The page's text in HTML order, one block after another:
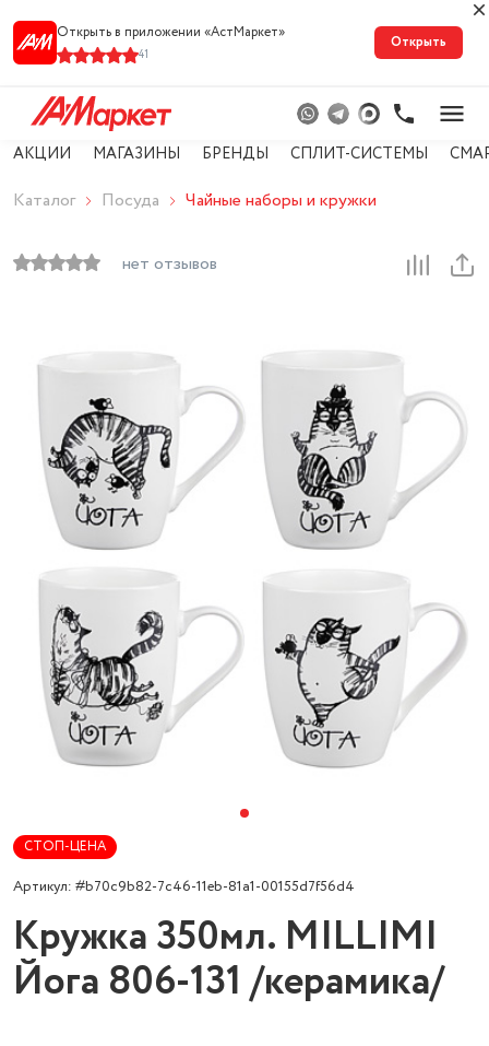
Открыть в приложении «АстМарке‪т‬»
41
Открыть
АКЦИИ МАГАЗИНЫ БРЕНДЫ СПЛИТ-СИСТЕМЫ
Каталог Посуда Чайные наборы и кружки
нет отзывов
СТОП-ЦЕНА
Артикул: #b70c9b82-7c46-11eb-81a1-00155d7f56d4
Кружка 350мл. MILLIMI
Йога 806-131 /керамика/